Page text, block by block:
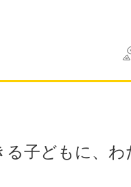
る子どもに、